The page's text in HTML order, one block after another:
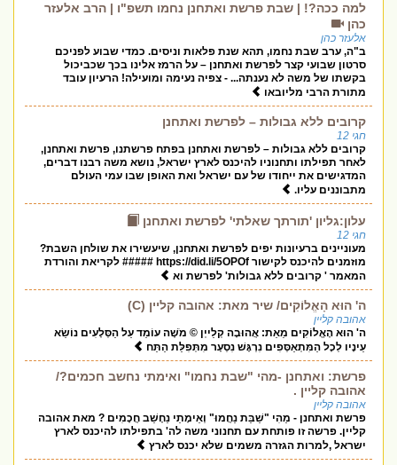
למה ככה?! | שבת פרשת ואתחנן נחמו תשפ"ו | הרב אלעזר
כהן
אלעזר כהן
ב"ה, ערב שבת נחמו, תהא שנת פלאות וניסים. כמדי שבוע לפניכם
סרטון שבועי קצר לפרשת ואתחנן – על הרמז אלינו בכך שכביכול
בקשתו של משה לא נענתה... - צפיה נעימה ומועילה! הרעיון עובד
מתורת הרבי מליובאו
קרובים ללא גבולות – לפרשת ואתחנן
חגי 12
קרובים ללא גבולות – לפרשת ואתחנן בפתח פרשתנו, פרשת ואתחנן,
לאחר תפילתו ותחנוניו להיכנס לארץ ישראל, נושא משה רבנו דברים,
המדגישים את ייחודו של עם ישראל ואת האופן שבו עמי העולם
מתבוננים עליו.
עלון:גליון 'תורתך שאלתי' לפרשת ואתחנן
חגי 12
מעוניינים ברעיונות יפים לפרשת ואתחנן, שיעשירו את שולחן השבת?
מוזמנים להיכנס לקישור https://did.li/5OPOf ##### לקריאת והורדת
המאמר ' קרובים ללא גבולות' לפרשת וא
ה' הוּא הָאֱלוֹקִים/ שיר מאת: אהובה קליין (C)
אהובה קליין
ה' הוּא הָאֱלוֹקִים מֵאֵת: אֲהוּבָה קְלַייְן © מֹשֶׁה עוֹמֵד עַל הַסְּלָעִים נוֹשֵׂא
עֵינָיו לְכָל הַמִּתְאַסְּפִים נִרְגָּשׁ נִסְעָר מִתְּפִלַּת הַתַּח
פרשת: ואתחנן -מהי "שבת נחמו" ואימתי נחשב חכמים?/
אהובה קליין .
אהובה קליין
פרשת ואתחנן - מַהִי "שַׁבַּת נַחֲמוּ" וְאֵימָתַי נֵחָשֵׁב חֲכָמִים ? מאת אהובה
קליין. פרשה זו פותחת עם תחנוני משה לה' בתפילתו להיכנס לארץ
ישראל ,למרות הגזרה משמים שלא יכנס לארץ